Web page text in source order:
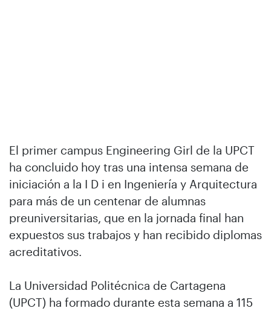
El primer campus Engineering Girl de la UPCT
ha concluido hoy tras una intensa semana de
iniciación a la I D i en Ingeniería y Arquitectura
para más de un centenar de alumnas
preuniversitarias, que en la jornada final han
expuestos sus trabajos y han recibido diplomas
acreditativos.
La Universidad Politécnica de Cartagena
(UPCT) ha formado durante esta semana a 115